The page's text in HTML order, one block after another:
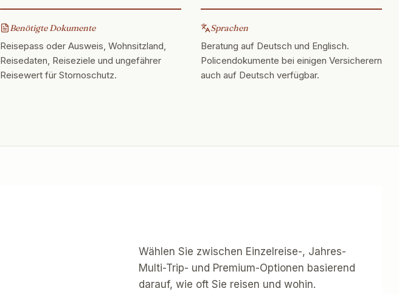
Benötigte Dokumente
Reisepass oder Ausweis, Wohnsitzland,
Reisedaten, Reiseziele und ungefährer
Reisewert für Stornoschutz.
Sprachen
Beratung auf Deutsch und Englisch.
Policendokumente bei einigen Versicherern
auch auf Deutsch verfügbar.
Wählen Sie zwischen Einzelreise-, Jahres-
Multi-Trip- und Premium-Optionen basierend
darauf, wie oft Sie reisen und wohin.